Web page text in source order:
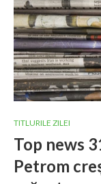
TITLURILE ZILEI
Top news
Petrom